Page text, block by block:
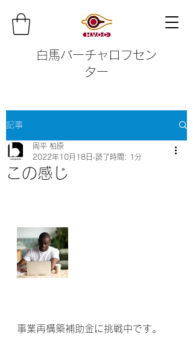
白馬バーチャロフセン
ター
記事
この感じ
周平 柏原
2022年10月18日 読了時間: 1分
事業再構築補助金に挑戦中です。